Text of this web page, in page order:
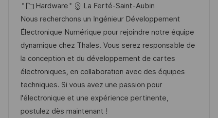
c
a
t
i
o
n
o
s
t
e
d
D
a
t
e
o
b
I
d
C
a
t
e
g
o
r
y
Hardware
La Ferté-Saint-Aubin
Nous recherchons un Ingénieur Développement
Électronique Numérique pour rejoindre notre équipe
dynamique chez Thales. Vous serez responsable de
la conception et du développement de cartes
électroniques, en collaboration avec des équipes
techniques. Si vous avez une passion pour
l'électronique et une expérience pertinente,
postulez dès maintenant !